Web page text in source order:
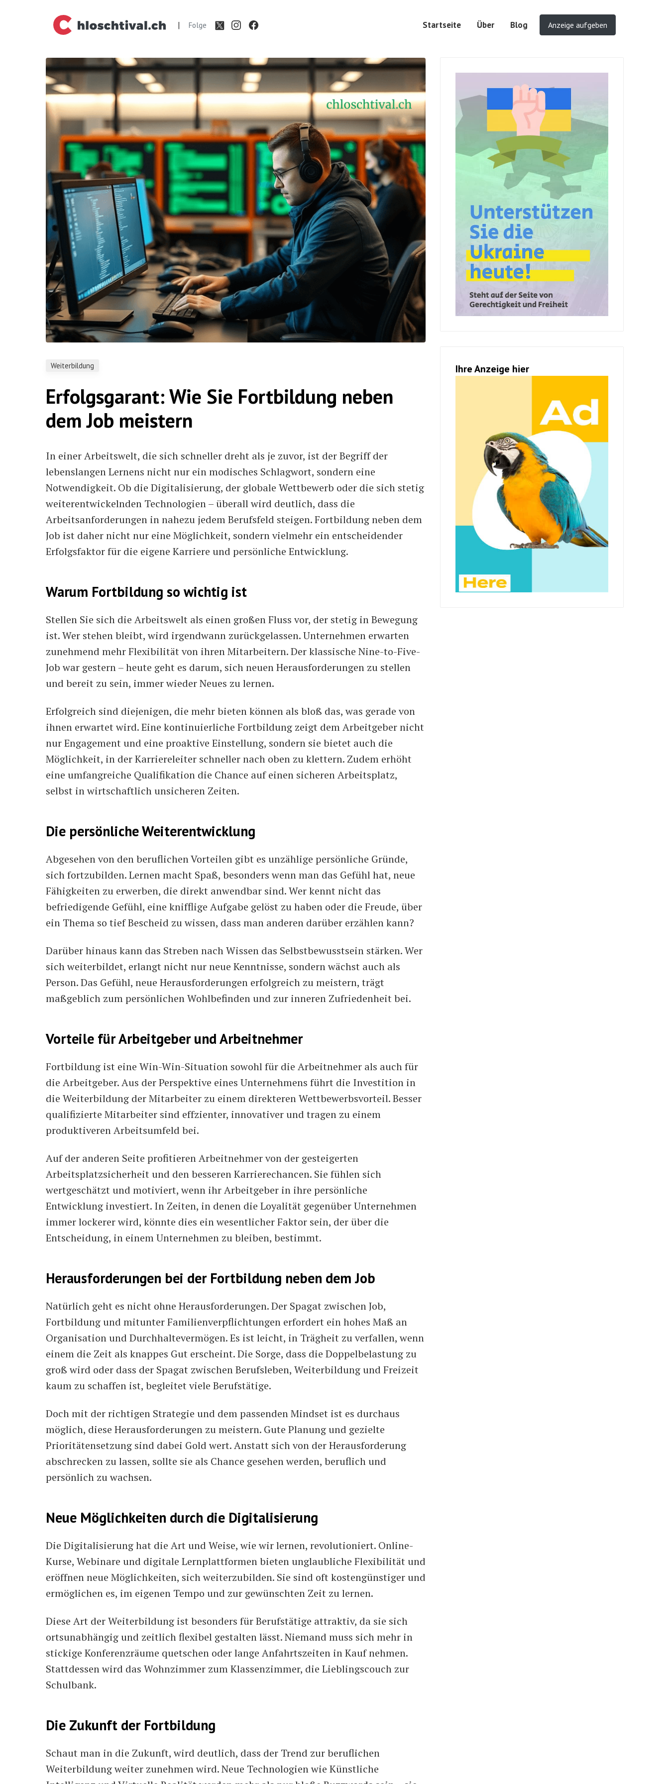
| Folge Startseite Über Blog Anzeige aufgeben
Weiterbildung
Erfolgsgarant: Wie Sie Fortbildung neben
dem Job meistern
In einer Arbeitswelt, die sich schneller dreht als je zuvor, ist der Begriff der
lebenslangen Lernens nicht nur ein modisches Schlagwort, sondern eine
Notwendigkeit. Ob die Digitalisierung, der globale Wettbewerb oder die sich stetig
weiterentwickelnden Technologien – überall wird deutlich, dass die
Arbeitsanforderungen in nahezu jedem Berufsfeld steigen. Fortbildung neben dem
Job ist daher nicht nur eine Möglichkeit, sondern vielmehr ein entscheidender
Erfolgsfaktor für die eigene Karriere und persönliche Entwicklung.
Warum Fortbildung so wichtig ist
Stellen Sie sich die Arbeitswelt als einen großen Fluss vor, der stetig in Bewegung
ist. Wer stehen bleibt, wird irgendwann zurückgelassen. Unternehmen erwarten
zunehmend mehr Flexibilität von ihren Mitarbeitern. Der klassische Nine-to-Five-
Job war gestern – heute geht es darum, sich neuen Herausforderungen zu stellen
und bereit zu sein, immer wieder Neues zu lernen.
Erfolgreich sind diejenigen, die mehr bieten können als bloß das, was gerade von
ihnen erwartet wird. Eine kontinuierliche Fortbildung zeigt dem Arbeitgeber nicht
nur Engagement und eine proaktive Einstellung, sondern sie bietet auch die
Möglichkeit, in der Karriereleiter schneller nach oben zu klettern. Zudem erhöht
eine umfangreiche Qualifikation die Chance auf einen sicheren Arbeitsplatz,
selbst in wirtschaftlich unsicheren Zeiten.
Die persönliche Weiterentwicklung
Abgesehen von den beruflichen Vorteilen gibt es unzählige persönliche Gründe,
sich fortzubilden. Lernen macht Spaß, besonders wenn man das Gefühl hat, neue
Fähigkeiten zu erwerben, die direkt anwendbar sind. Wer kennt nicht das
befriedigende Gefühl, eine knifflige Aufgabe gelöst zu haben oder die Freude, über
ein Thema so tief Bescheid zu wissen, dass man anderen darüber erzählen kann?
Darüber hinaus kann das Streben nach Wissen das Selbstbewusstsein stärken. Wer
sich weiterbildet, erlangt nicht nur neue Kenntnisse, sondern wächst auch als
Person. Das Gefühl, neue Herausforderungen erfolgreich zu meistern, trägt
maßgeblich zum persönlichen Wohlbefinden und zur inneren Zufriedenheit bei.
Vorteile für Arbeitgeber und Arbeitnehmer
Fortbildung ist eine Win-Win-Situation sowohl für die Arbeitnehmer als auch für
die Arbeitgeber. Aus der Perspektive eines Unternehmens führt die Investition in
die Weiterbildung der Mitarbeiter zu einem direkteren Wettbewerbsvorteil. Besser
qualifizierte Mitarbeiter sind effzienter, innovativer und tragen zu einem
produktiveren Arbeitsumfeld bei.
Auf der anderen Seite profitieren Arbeitnehmer von der gesteigerten
Arbeitsplatzsicherheit und den besseren Karrierechancen. Sie fühlen sich
wertgeschätzt und motiviert, wenn ihr Arbeitgeber in ihre persönliche
Entwicklung investiert. In Zeiten, in denen die Loyalität gegenüber Unternehmen
immer lockerer wird, könnte dies ein wesentlicher Faktor sein, der über die
Entscheidung, in einem Unternehmen zu bleiben, bestimmt.
Herausforderungen bei der Fortbildung neben dem Job
Natürlich geht es nicht ohne Herausforderungen. Der Spagat zwischen Job,
Fortbildung und mitunter Familienverpflichtungen erfordert ein hohes Maß an
Organisation und Durchhaltevermögen. Es ist leicht, in Trägheit zu verfallen, wenn
einem die Zeit als knappes Gut erscheint. Die Sorge, dass die Doppelbelastung zu
groß wird oder dass der Spagat zwischen Berufsleben, Weiterbildung und Freizeit
kaum zu schaffen ist, begleitet viele Berufstätige.
Doch mit der richtigen Strategie und dem passenden Mindset ist es durchaus
möglich, diese Herausforderungen zu meistern. Gute Planung und gezielte
Prioritätensetzung sind dabei Gold wert. Anstatt sich von der Herausforderung
abschrecken zu lassen, sollte sie als Chance gesehen werden, beruflich und
persönlich zu wachsen.
Neue Möglichkeiten durch die Digitalisierung
Die Digitalisierung hat die Art und Weise, wie wir lernen, revolutioniert. Online-
Kurse, Webinare und digitale Lernplattformen bieten unglaubliche Flexibilität und
eröffnen neue Möglichkeiten, sich weiterzubilden. Sie sind oft kostengünstiger und
ermöglichen es, im eigenen Tempo und zur gewünschten Zeit zu lernen.
Diese Art der Weiterbildung ist besonders für Berufstätige attraktiv, da sie sich
ortsunabhängig und zeitlich flexibel gestalten lässt. Niemand muss sich mehr in
stickige Konferenzräume quetschen oder lange Anfahrtszeiten in Kauf nehmen.
Stattdessen wird das Wohnzimmer zum Klassenzimmer, die Lieblingscouch zur
Schulbank.
Die Zukunft der Fortbildung
Schaut man in die Zukunft, wird deutlich, dass der Trend zur beruflichen
Weiterbildung weiter zunehmen wird. Neue Technologien wie Künstliche
Ihre Anzeige hier